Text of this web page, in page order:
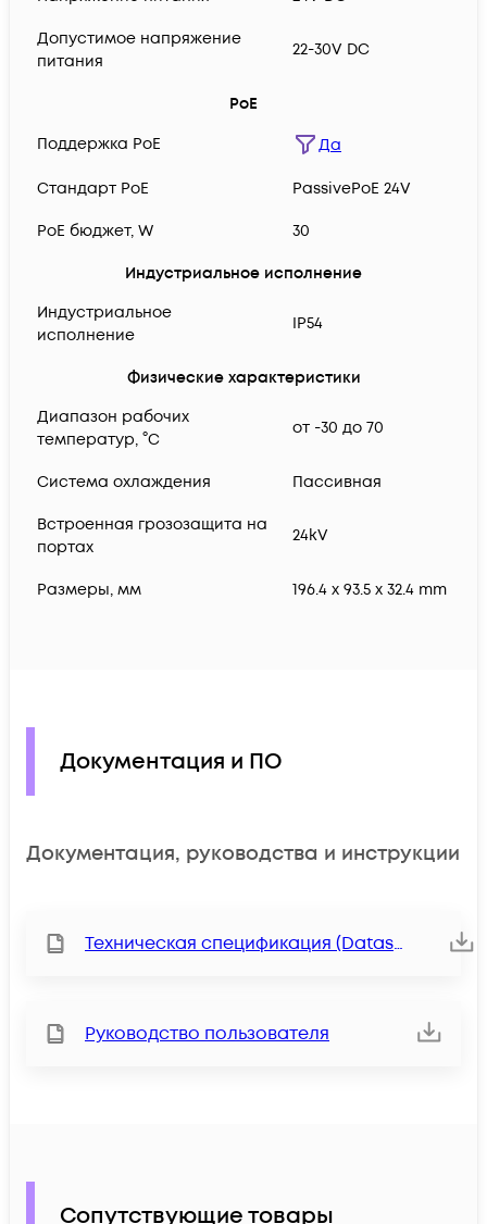
Допустимое напряжение
питания
22-30V DC
PoE
Поддержка PoE
Да
Cтандарт PoE PassivePoE 24V
PoE бюджет, W 30
Индустриальное исполнение
Индустриальное
исполнение
IP54
Физические характеристики
Диапазон рабочих
температур, °C
от -30 до 70
Система охлаждения Пассивная
Встроенная грозозащита на
портах
24kV
Размеры, мм 196.4 x 93.5 x 32.4 mm
Документация и ПО
Документация, руководства и инструкции
Техническая спецификация (Datasheet)
Руководство пользователя
Сопутствующие товары